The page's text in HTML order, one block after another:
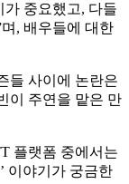
가 중요했고, 다들
, 배우들에 대한
들 사이에 논란은
이 주연을 맡은 만
플랫폼 중에서는
이야기가 궁금한